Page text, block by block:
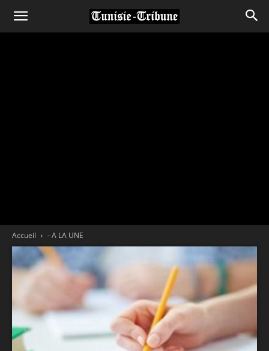
Accueil - A LA UNE